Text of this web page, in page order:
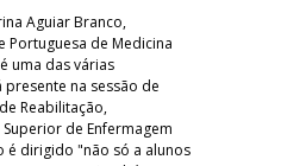
Aguiar Branco,
Portuguesa de Medicina
uma das várias
na sessão de
Reabilitação,
de Enfermagem
é dirigido "não só a alunos